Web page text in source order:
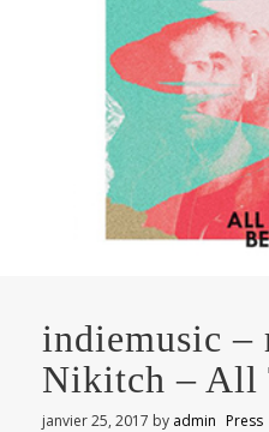
indiemusic –
Nikitch – All
janvier 25, 2017 by admin Press